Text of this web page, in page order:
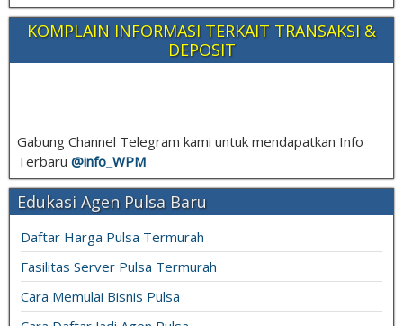
KOMPLAIN INFORMASI TERKAIT TRANSAKSI &
DEPOSIT
Gabung Channel Telegram kami untuk mendapatkan Info
Terbaru @info_ WPM
Edukasi Agen Pulsa Baru
Daftar Harga Pulsa Termurah
Fasilitas Server Pulsa Termurah
Cara Memulai Bisnis Pulsa